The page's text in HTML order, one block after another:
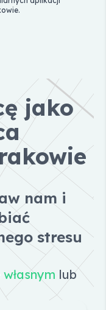
jako
nam i
stresu
własnym lub